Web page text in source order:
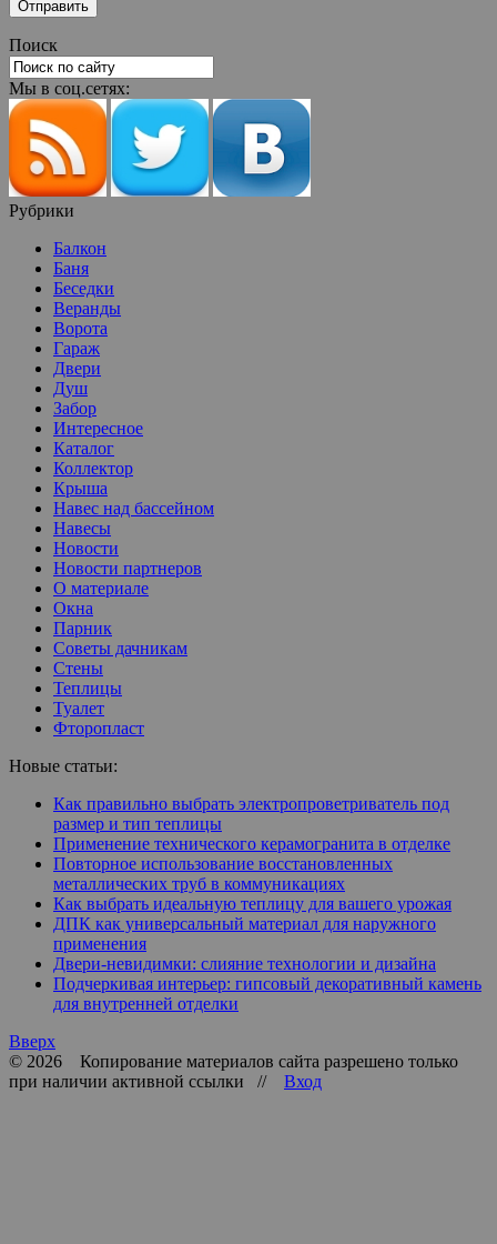
Поиск
Мы в соц.сетях:
Рубрики
Балкон
Баня
Беседки
Веранды
Ворота
Гараж
Двери
Душ
Забор
Интересное
Каталог
Коллектор
Крыша
Навес над бассейном
Навесы
Новости
Новости партнеров
О материале
Окна
Парник
Советы дачникам
Стены
Теплицы
Туалет
Фторопласт
Новые статьи:
Как правильно выбрать электропроветриватель под
размер и тип теплицы
Применение технического керамогранита в отделке
Повторное использование восстановленных
металлических труб в коммуникациях
Как выбрать идеальную теплицу для вашего урожая
ДПК как универсальный материал для наружного
применения
Двери-невидимки: слияние технологии и дизайна
Подчеркивая интерьер: гипсовый декоративный камень
для внутренней отделки
Вверх
© 2026 Копирование материалов сайта разрешено только
при наличии активной ссылки // Вход